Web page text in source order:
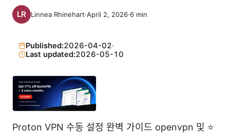
Linnea Rhinehart·April 2, 2026·6 min
Published:2026-04-02·
Last updated:2026-05-10
Proton VPN 수동 설정 완벽 가이드 openvpn 및 ⭐